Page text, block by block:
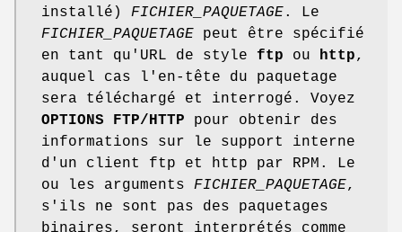
installé) FICHIER_PAQUETAGE. Le
FICHIER_PAQUETAGE peut être spécifié
en tant qu'URL de style ftp ou http,
auquel cas l'en-tête du paquetage
sera téléchargé et interrogé. Voyez
OPTIONS FTP/HTTP pour obtenir des
informations sur le support interne
d'un client ftp et http par RPM. Le
ou les arguments FICHIER_PAQUETAGE,
s'ils ne sont pas des paquetages
binaires, seront interprétés comme